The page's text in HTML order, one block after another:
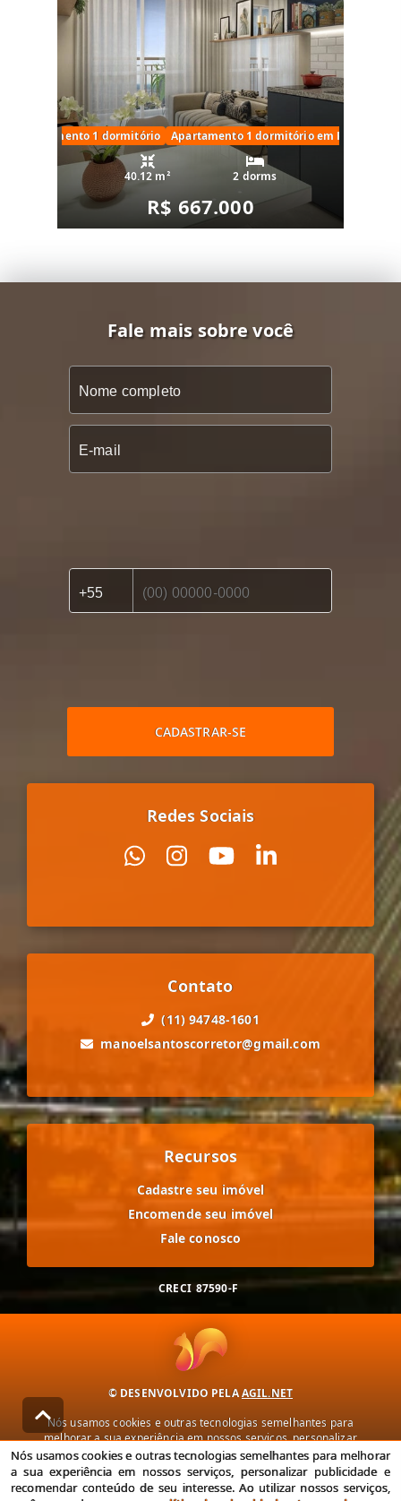
Apartamento 1 dormitório Apartamento 1 dormitório em Perdizes
40.12 m² 2 dorms
R$ 667.000
Fale mais sobre você
CADASTRAR-SE
Redes Sociais
Contato
(11) 94748-1601
manoelsantoscorretor@gmail.com
Recursos
Cadastre seu imóvel
Encomende seu imóvel
Fale conosco
CRECI 87590-F
© DESENVOLVIDO PELAAGIL.NET
Nós usamos cookies e outras tecnologias semelhantes para
melhorar a sua experiência em nossos serviços, personalizar
publicidade e recomendar conteúdo de seu interesse. Ao utilizar
nossos serviços, você concorda com nossa política de privacidade e
termos de uso.
Nós usamos cookies e outras tecnologias semelhantes para melhorar
a sua experiência em nossos serviços, personalizar publicidade e
recomendar conteúdo de seu interesse. Ao utilizar nossos serviços,